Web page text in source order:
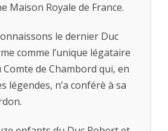
Maison Royale de France.
le dernier Duc
comme l’unique légataire
de Chambord qui, en
légendes, n’a conférè à sa